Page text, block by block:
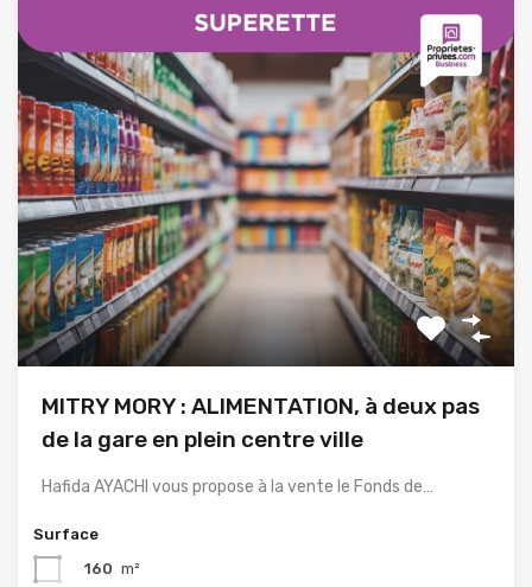
MITRY MORY : ALIMENTATION, à deux pas
de la gare en plein centre ville
Hafida AYACHI vous propose à la vente le Fonds de…
Surface
160 m²